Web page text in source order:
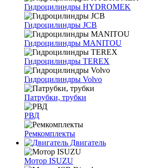
Гидроцилиндры HYDROMEK
Гидроцилиндры JCB
Гидроцилиндры MANITOU
Гидроцилиндры TEREX
Гидроцилиндры Volvo
Патрубки, трубки
РВД
Ремкомплекты
Двигатель
Мотор ISUZU